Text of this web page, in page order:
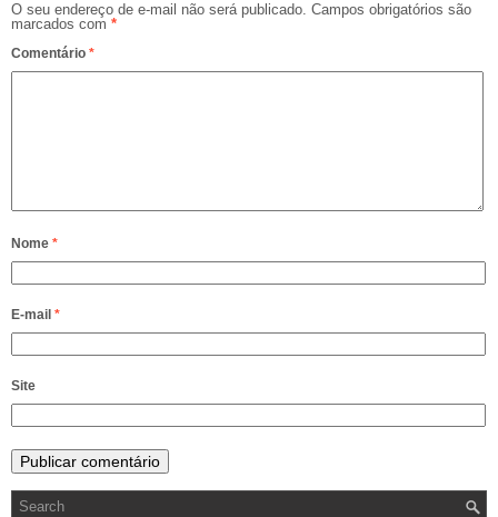
O seu endereço de e-mail não será publicado. Campos obrigatórios são
marcados com *
Comentário *
Nome *
E-mail *
Site